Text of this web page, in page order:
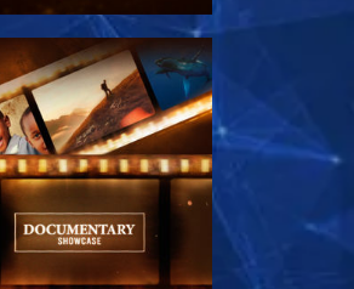
UTFORSKA SERIEN